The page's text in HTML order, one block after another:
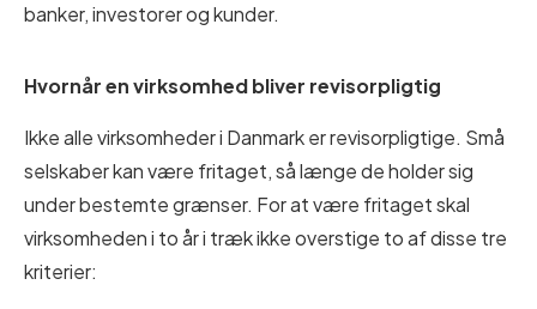
banker, investorer og kunder.
Hvornår en virksomhed bliver revisorpligtig
Ikke alle virksomheder i Danmark er revisorpligtige. Små
selskaber kan være fritaget, så længe de holder sig
under bestemte grænser. For at være fritaget skal
virksomheden i to år i træk ikke overstige to af disse tre
kriterier: